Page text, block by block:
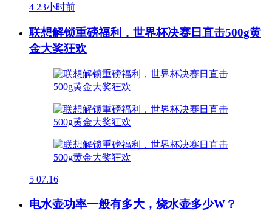
4 23小时前
联想解锁重磅福利，世界杯决赛日直击500g黄
金大奖狂欢
5 07.16
电水壶功率一般有多大，烧水壶多少W？